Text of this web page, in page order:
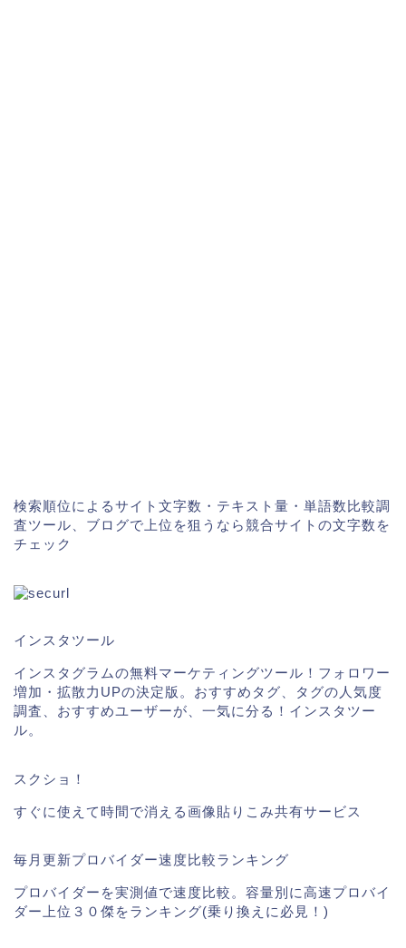
検索順位によるサイト文字数・テキスト量・単語数比較調
査ツール、ブログで上位を狙うなら競合サイトの文字数を
チェック
インスタツール
インスタグラムの無料マーケティングツール！フォロワー
増加・拡散力UPの決定版。おすすめタグ、タグの人気度
調査、おすすめユーザーが、一気に分る！インスタツー
ル。
スクショ！
すぐに使えて時間で消える画像貼りこみ共有サービス
毎月更新プロバイダー速度比較ランキング
プロバイダーを実測値で速度比較。容量別に高速プロバイ
ダー上位３０傑をランキング(乗り換えに必見！)